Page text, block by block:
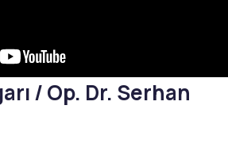
/ Op. Dr. Serhan